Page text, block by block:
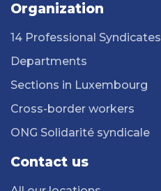
Organization
14 Professional Syndicates
Departments
Sections in Luxembourg
Cross-border workers
ONG Solidarité syndicale
Contact us